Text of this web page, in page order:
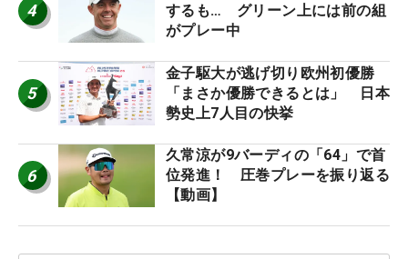
4
するも… グリーン上には前の組
がプレー中
5
金子駆大が逃げ切り欧州初優勝
「まさか優勝できるとは」 日本
勢史上7人目の快挙
6
久常涼が9バーディの「64」で首
位発進！ 圧巻プレーを振り返る
【動画】